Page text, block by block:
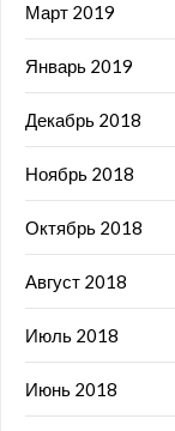
Март 2019
Январь 2019
Декабрь 2018
Ноябрь 2018
Октябрь 2018
Август 2018
Июль 2018
Июнь 2018